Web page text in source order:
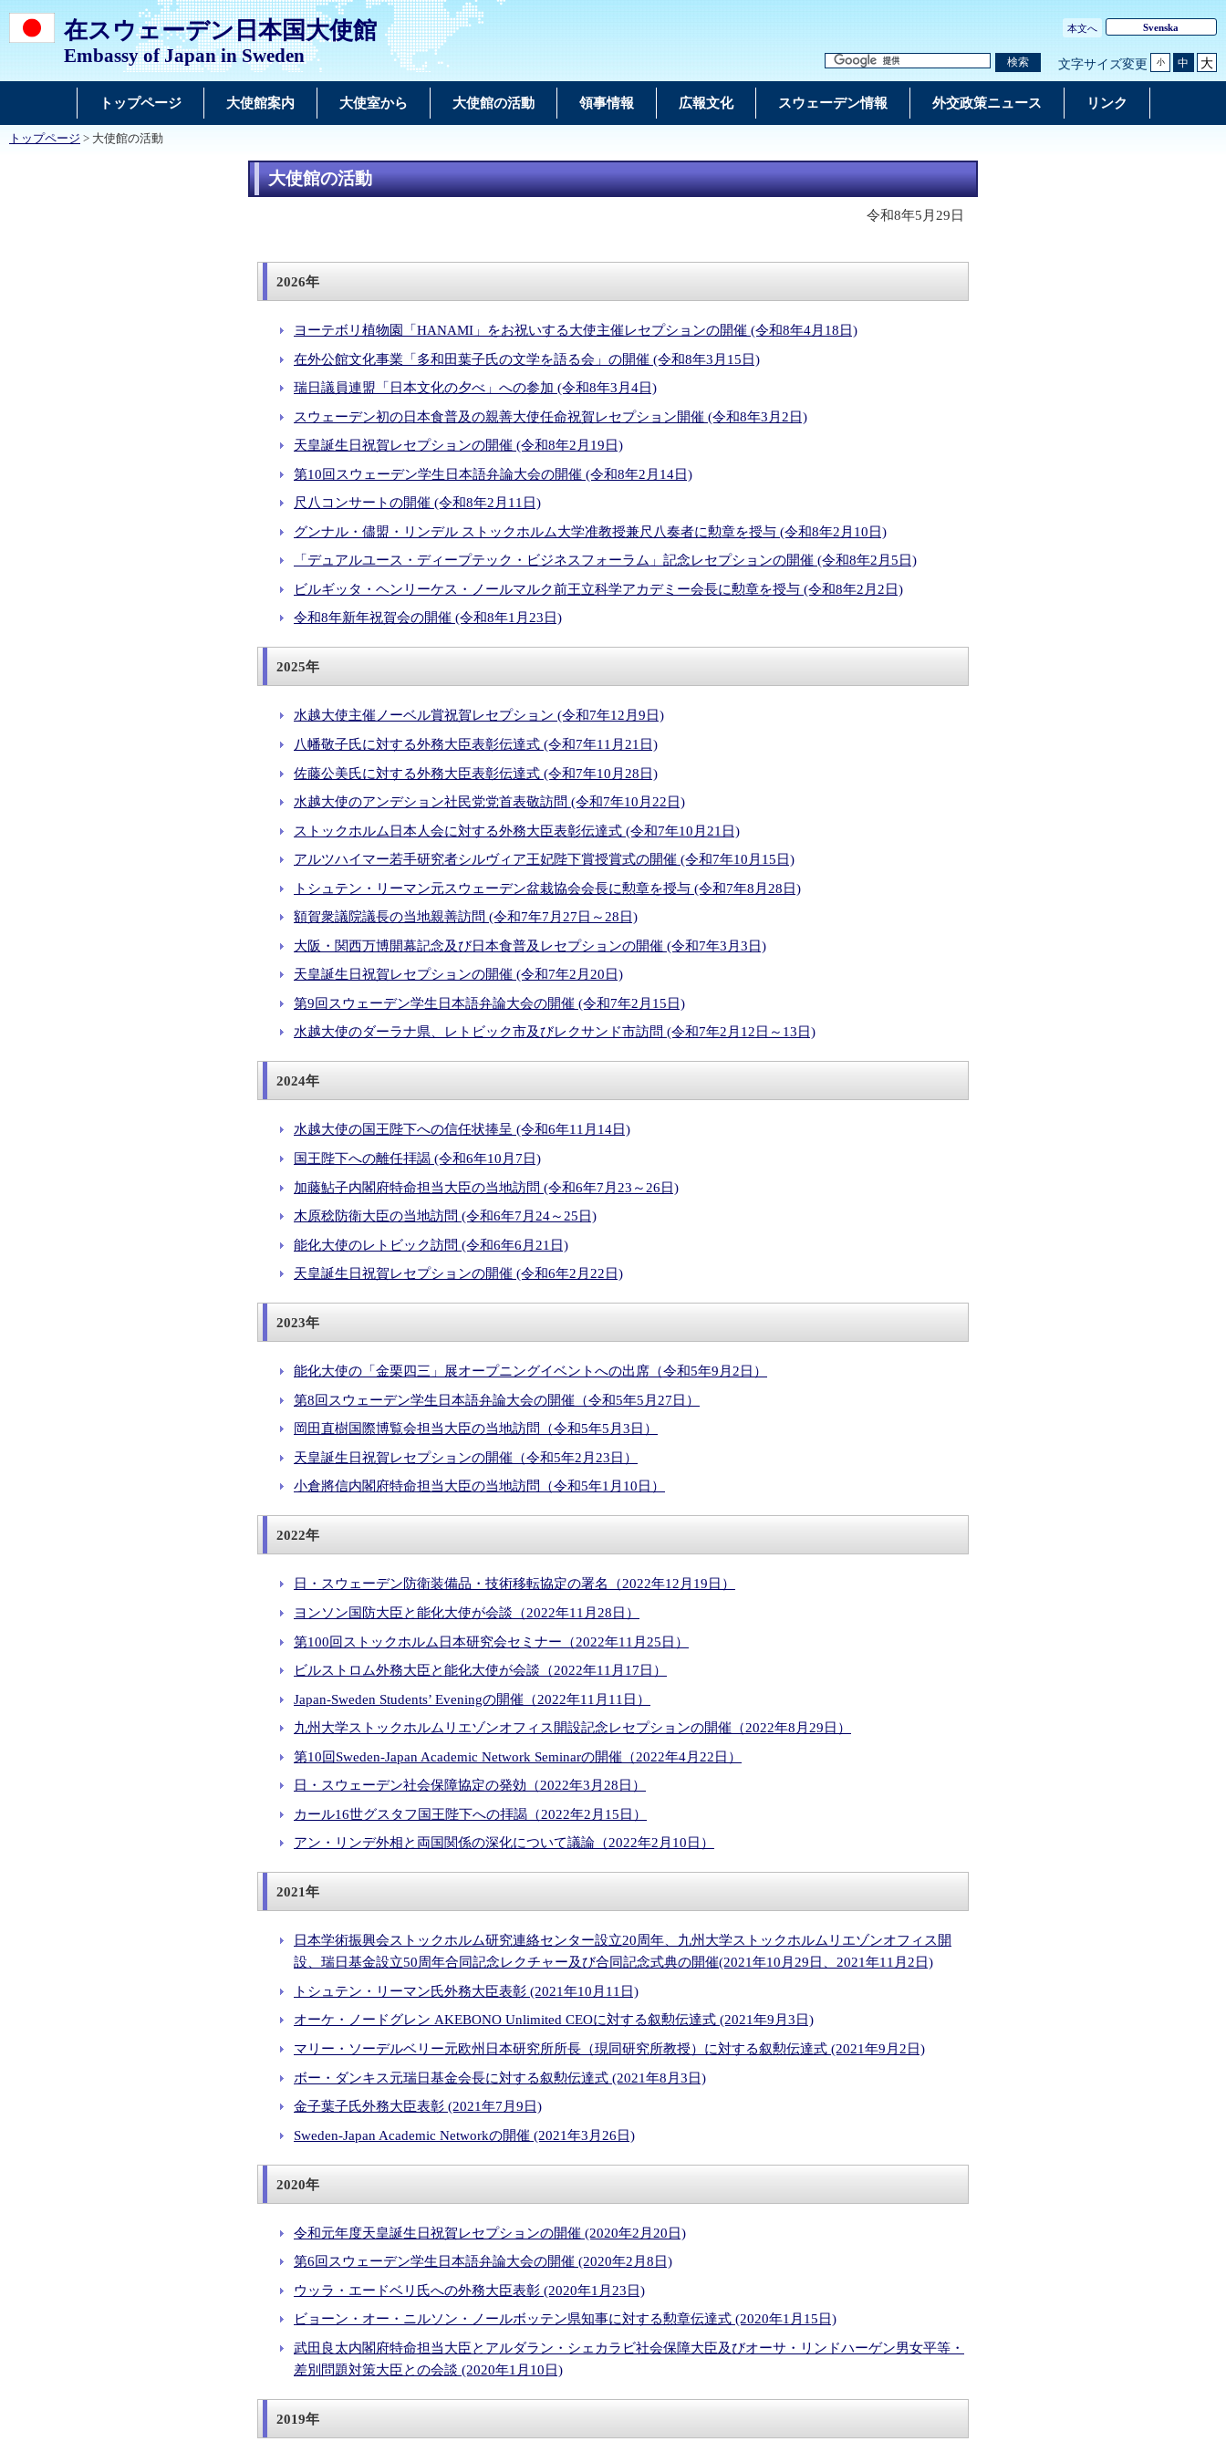
在スウェーデン日本国大使館
Embassy of Japan in Sweden
本文へ Svenska
検索 文字サイズ変更 小 中 大
トップページ 大使館案内 大使室から 大使館の活動 領事情報 広報文化 スウェーデン情報 外交政策ニュース リンク
トップページ > 大使館の活動
大使館の活動
令和8年5月29日
2026年
ヨーテボリ植物園「HANAMI」をお祝いする大使主催レセプションの開催 (令和8年4月18日)
在外公館文化事業「多和田葉子氏の文学を語る会」の開催 (令和8年3月15日)
瑞日議員連盟「日本文化の夕べ」への参加 (令和8年3月4日)
スウェーデン初の日本食普及の親善大使任命祝賀レセプション開催 (令和8年3月2日)
天皇誕生日祝賀レセプションの開催 (令和8年2月19日)
第10回スウェーデン学生日本語弁論大会の開催 (令和8年2月14日)
尺八コンサートの開催 (令和8年2月11日)
グンナル・儘盟・リンデル ストックホルム大学准教授兼尺八奏者に勲章を授与 (令和8年2月10日)
「デュアルユース・ディープテック・ビジネスフォーラム」記念レセプションの開催 (令和8年2月5日)
ビルギッタ・ヘンリーケス・ノールマルク前王立科学アカデミー会長に勲章を授与 (令和8年2月2日)
令和8年新年祝賀会の開催 (令和8年1月23日)
2025年
水越大使主催ノーベル賞祝賀レセプション (令和7年12月9日)
八幡敬子氏に対する外務大臣表彰伝達式 (令和7年11月21日)
佐藤公美氏に対する外務大臣表彰伝達式 (令和7年10月28日)
水越大使のアンデション社民党党首表敬訪問 (令和7年10月22日)
ストックホルム日本人会に対する外務大臣表彰伝達式 (令和7年10月21日)
アルツハイマー若手研究者シルヴィア王妃陛下賞授賞式の開催 (令和7年10月15日)
トシュテン・リーマン元スウェーデン盆栽協会会長に勲章を授与 (令和7年8月28日)
額賀衆議院議長の当地親善訪問 (令和7年7月27日～28日)
大阪・関西万博開幕記念及び日本食普及レセプションの開催 (令和7年3月3日)
天皇誕生日祝賀レセプションの開催 (令和7年2月20日)
第9回スウェーデン学生日本語弁論大会の開催 (令和7年2月15日)
水越大使のダーラナ県、レトビック市及びレクサンド市訪問 (令和7年2月12日～13日)
2024年
水越大使の国王陛下への信任状捧呈 (令和6年11月14日)
国王陛下への離任拝謁 (令和6年10月7日)
加藤鮎子内閣府特命担当大臣の当地訪問 (令和6年7月23～26日)
木原稔防衛大臣の当地訪問 (令和6年7月24～25日)
能化大使のレトビック訪問 (令和6年6月21日)
天皇誕生日祝賀レセプションの開催 (令和6年2月22日)
2023年
能化大使の「金栗四三」展オープニングイベントへの出席（令和5年9月2日）
第8回スウェーデン学生日本語弁論大会の開催（令和5年5月27日）
岡田直樹国際博覧会担当大臣の当地訪問（令和5年5月3日）
天皇誕生日祝賀レセプションの開催（令和5年2月23日）
小倉將信内閣府特命担当大臣の当地訪問（令和5年1月10日）
2022年
日・スウェーデン防衛装備品・技術移転協定の署名（2022年12月19日）
ヨンソン国防大臣と能化大使が会談（2022年11月28日）
第100回ストックホルム日本研究会セミナー（2022年11月25日）
ビルストロム外務大臣と能化大使が会談（2022年11月17日）
Japan-Sweden Students’ Eveningの開催（2022年11月11日）
九州大学ストックホルムリエゾンオフィス開設記念レセプションの開催（2022年8月29日）
第10回Sweden-Japan Academic Network Seminarの開催（2022年4月22日）
日・スウェーデン社会保障協定の発効（2022年3月28日）
カール16世グスタフ国王陛下への拝謁（2022年2月15日）
アン・リンデ外相と両国関係の深化について議論（2022年2月10日）
2021年
日本学術振興会ストックホルム研究連絡センター設立20周年、九州大学ストックホルムリエゾンオフィス開
設、瑞日基金設立50周年合同記念レクチャー及び合同記念式典の開催(2021年10月29日、2021年11月2日)
トシュテン・リーマン氏外務大臣表彰 (2021年10月11日)
オーケ・ノードグレン AKEBONO Unlimited CEOに対する叙勲伝達式 (2021年9月3日)
マリー・ソーデルベリー元欧州日本研究所所長（現同研究所教授）に対する叙勲伝達式 (2021年9月2日)
ボー・ダンキス元瑞日基金会長に対する叙勲伝達式 (2021年8月3日)
金子葉子氏外務大臣表彰 (2021年7月9日)
Sweden-Japan Academic Networkの開催 (2021年3月26日)
2020年
令和元年度天皇誕生日祝賀レセプションの開催 (2020年2月20日)
第6回スウェーデン学生日本語弁論大会の開催 (2020年2月8日)
ウッラ・エードベリ氏への外務大臣表彰 (2020年1月23日)
ビョーン・オー・ニルソン・ノールボッテン県知事に対する勲章伝達式 (2020年1月15日)
武田良太内閣府特命担当大臣とアルダラン・シェカラビ社会保障大臣及びオーサ・リンドハーゲン男女平等・
差別問題対策大臣との会談 (2020年1月10日)
2019年